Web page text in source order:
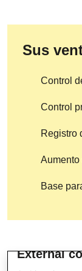
Sus
Control
Control
Registro
Aumento
Base
External